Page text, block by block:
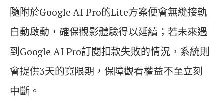
隨附於Google AI Pro的Lite方案便會無縫接軌
自動啟動，確保觀影體驗得以延續；若未來遇
到Google AI Pro訂閱扣款失敗的情況，系統則
會提供3天的寬限期，保障觀看權益不至立刻
中斷。